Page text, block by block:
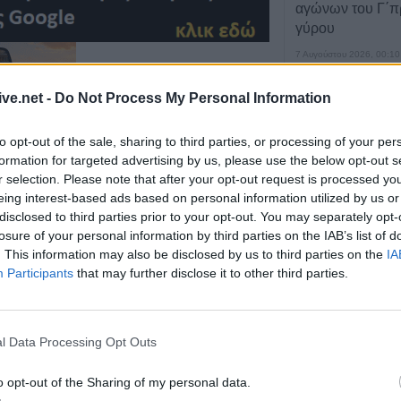
- Do Not Process My Personal Information
opt-out of the sale, sharing to third parties, or processing of your
for targeted advertising by us, please use the below opt-out
selection. Please note that after your opt-out request is processed
interest-based ads based on personal information utilized by us
to third parties prior to your opt-out. You may separately
of your personal information by third parties on the IAB’s list of
This information may also be disclosed by us to third parties on the
Participants that may further disclose it to other third parties.
Data Processing Opt Outs
opt-out of the Sharing of my personal data.
τον Δεσπότη Κύριο ημών Ιησού Χριστό
των Πανελληνίων Εξετάσεων στον
αγώνων του
γύρου
7 Αυγούστου 2026, 00:10
Europa
λογικά ο ΟΦΗ
αγώνων στον Γ'
7 Αυγούστου 2026, 00:04
“Ciao espresso
τώρα η δική σου
6 Αυγούστου 2026, 23:51
Με την πλάτη
Ήττα εντός (0-1)
αρχαιολογικοί
Καρδίτσας,